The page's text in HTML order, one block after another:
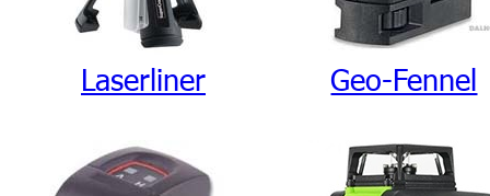
Laserliner Geo-Fennel